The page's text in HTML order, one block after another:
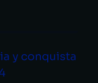
y conquista